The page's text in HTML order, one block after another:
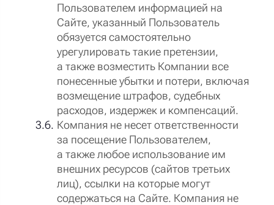
Пользователем информацией на
Сайте, указанный Пользователь
обязуется самостоятельно
урегулировать такие претензии,
а также возместить Компании все
понесенные убытки и потери, включая
возмещение штрафов, судебных
расходов, издержек и компенсаций.
Компания не несет ответственности
за посещение Пользователем,
а также любое использование им
внешних ресурсов (сайтов третьих
лиц), ссылки на которые могут
содержаться на Сайте. Компания не